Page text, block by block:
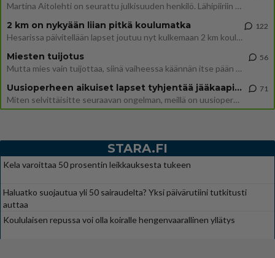
Martina Aitolehti on seurattu julkisuuden henkilö. Lähipiiriin mahtuu muitakin tunnettuja henkilöitä. Tiesitkö, että Ma
2 km on nykyään liian pitkä koulumatka
Hesarissa päivitellään lapset joutuu nyt kulkemaan 2 km kouluun jösses. Ruostefillarilla tuo matka menee vaikka miten äk
122
Miesten tuijotus
Mutta mies vain tuijottaa, siinä vaiheessa käännän itse pään pois. Mikä juttu? Yleensä jos joku tuijottaa tai katsoo, hä
56
Uusioperheen aikuiset lapset tyhjentää jääkaapin käydessään
Miten selvittäisitte seuraavan ongelman, meillä on uusioperhe, minulla teini-ikäiset lapset ja puolisolla aikuiset, jotk
71
STARA.FI
Kela varoittaa 50 prosentin leikkauksesta tukeen
Haluatko suojautua yli 50 sairaudelta? Yksi päivärutiini tutkitusti
auttaa
Koululaisen repussa voi olla koiralle hengenvaarallinen yllätys